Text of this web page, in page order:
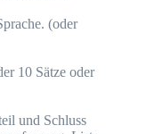
(oder
10 Sätze oder
und Schluss